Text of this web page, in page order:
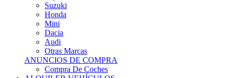
Honda
Mini
Dacia
Audi
Otras Marcas
ANUNCIOS DE COMPRA
Compra De Coches
ALQUILER VEHÍCULOS
ALQUILER VEHÍCULOS